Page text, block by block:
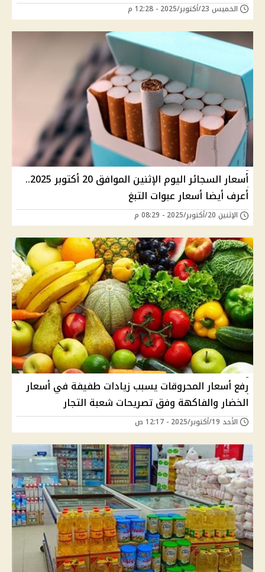
الخميس 23/أكتوبر/2025 - 12:28 م
أسعار السجائر اليوم الإثنين الموافق 20 أكتوبر 2025..
أعرف أيضا أسعار عبوات التبغ
الإثنين 20/أكتوبر/2025 - 08:29 م
رفع أسعار المحروقات يسبب زيادات طفيفة في أسعار
الخضار والفاكهة وفق تصريحات شعبة التجار
الأحد 19/أكتوبر/2025 - 12:17 ص